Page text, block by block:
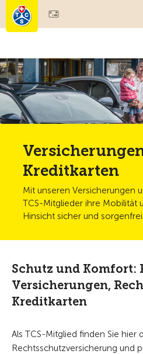
Mitgliedschaft & Leistungen
Test, Sicherheit & Gesundheit
Kreditkarten
Mit unseren Versicherungen
TCS-Mitglieder ihre Mobilität
Hinsicht sicher und
Schutz und Komfort:
Versicherungen,
Kreditkarten
Als TCS-Mitglied finden Sie hier
Rechtsschutzversicherung und